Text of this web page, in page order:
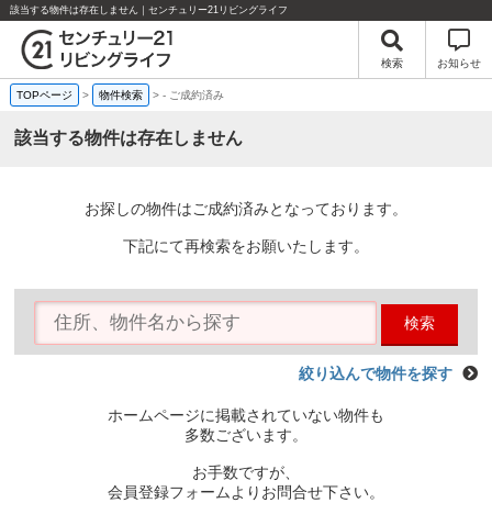
該当する物件は存在しません｜センチュリー21リビングライフ
検索 お知らせ
TOPページ > 物件検索 >- ご成約済み
該当する物件は存在しません
お探しの物件はご成約済みとなっております。
下記にて再検索をお願いたします。
検索
絞り込んで物件を探す
ホームページに掲載されていない物件も
多数ございます。
お手数ですが、
会員登録フォームよりお問合せ下さい。